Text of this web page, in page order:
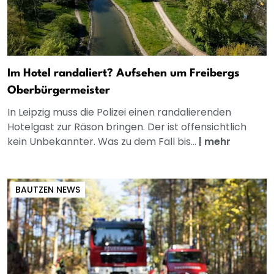
Im Hotel randaliert? Aufsehen um Freibergs
Oberbürgermeister
In Leipzig muss die Polizei einen randalierenden
Hotelgast zur Räson bringen. Der ist offensichtlich
kein Unbekannter. Was zu dem Fall bis... | mehr
BAUTZEN NEWS